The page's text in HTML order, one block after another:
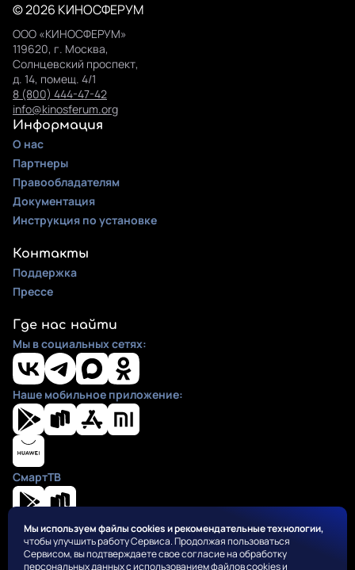
© 2026 КИНОСФЕРУМ
ООО «КИНОСФЕРУМ»
119620, г. Москва,
Солнцевский проспект,
д. 14, помещ. 4/1
8 (800) 444-47-42
info@kinosferum.org
Информация
О нас
Партнеры
Правообладателям
Документация
Инструкция по установке
Контакты
Поддержка
Прессе
Где нас найти
Мы в социальных сетях:
Наше мобильное приложение:
СмартТВ
Положения
Пользовательское соглашение
Мы используем файлы cookies и рекомендательные технологии,
чтобы улучшить работу Сервиса. Продолжая пользоваться
Сервисом, вы подтверждаете свое согласие на обработку
персональных данных с использованием файлов cookies и